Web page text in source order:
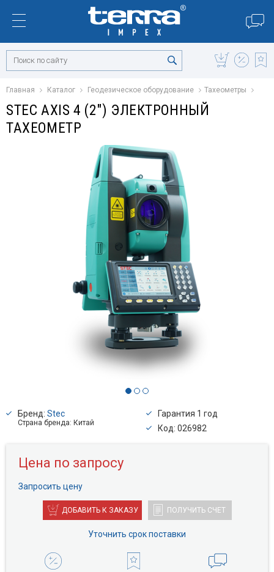
Главная Каталог Геодезическое оборудование Тахеометры
STEC AXIS 4 (2″) ЭЛЕКТРОННЫЙ
ТАХЕОМЕТР
Бренд: Stec
Страна бренда: Китай
Гарантия 1 год
Код: 026982
Цена по запросу
Запросить цену
ДОБАВИТЬ К ЗАКАЗУ ПОЛУЧИТЬ СЧЕТ
Уточнить срок поставки